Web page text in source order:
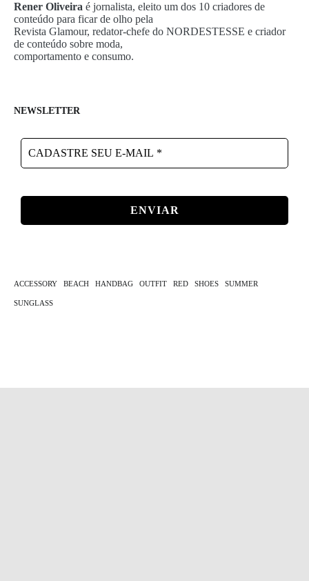
Rener Oliveira é jornalista, eleito um dos 10 criadores de
conteúdo para ficar de olho pela
Revista Glamour, redator-chefe do NORDESTESSE e criador
de conteúdo sobre moda,
comportamento e consumo.
NEWSLETTER
CADASTRE
SEU
*
ACCESSORY BEACH HANDBAG OUTFIT RED SHOES SUMMER
SUNGLASS